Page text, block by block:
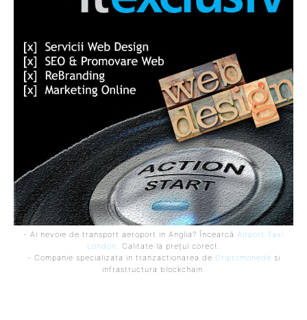
- Ai nevoie de transport aeroport in Anglia? Încearcă Airport Taxi
London . Calitate la prețul corect.
- Companie specializata in tranzactionarea de Criptomonede si
infrastructura blockchain.